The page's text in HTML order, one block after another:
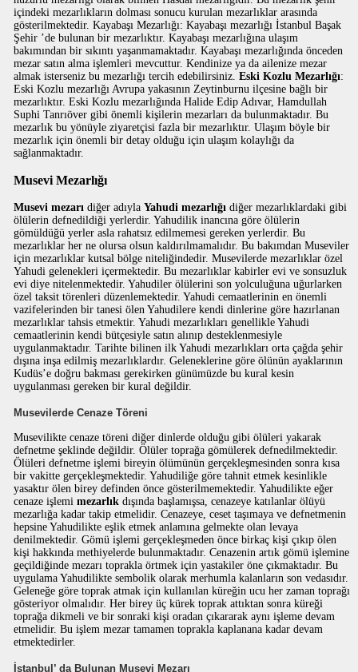
içindeki mezarlıkların dolması sonucu kurulan mezarlıklar arasında
gösterilmektedir. Kayabaşı Mezarlığı: Kayabaşı mezarlığı İstanbul Başak
Şehir ’de bulunan bir mezarlıktır. Kayabaşı mezarlığına ulaşım
bakımından bir sıkıntı yaşanmamaktadır. Kayabaşı mezarlığında önceden
mezar satın alma işlemleri mevcuttur. Kendinize ya da ailenize mezar
almak isterseniz bu mezarlığı tercih edebilirsiniz.Eski Kozlu Mezarlığı:
Eski Kozlu mezarlığı Avrupa yakasının Zeytinburnu ilçesine bağlı bir
mezarlıktır. Eski Kozlu mezarlığında Halide Edip Adıvar, Hamdullah
Suphi Tanrıöver gibi önemli kişilerin mezarları da bulunmaktadır. Bu
mezarlık bu yönüyle ziyaretçisi fazla bir mezarlıktır. Ulaşım böyle bir
mezarlık için önemli bir detay olduğu için ulaşım kolaylığı da
sağlanmaktadır.
Musevi Mezarlığı
Musevi mezarı diğer adıylaYahudi mezarlığı diğer mezarlıklardaki gibi
ölülerin defnedildiği yerlerdir. Yahudilik inancına göre ölülerin
gömüldüğü yerler asla rahatsız edilmemesi gereken yerlerdir. Bu
mezarlıklar her ne olursa olsun kaldırılmamalıdır. Bu bakımdan Museviler
için mezarlıklar kutsal bölge niteliğindedir. Musevilerde mezarlıklar özel
Yahudi gelenekleri içermektedir. Bu mezarlıklar kabirler evi ve sonsuzluk
evi diye nitelenmektedir. Yahudiler ölülerini son yolculuğuna uğurlarken
özel taksit törenleri düzenlemektedir. Yahudi cemaatlerinin en önemli
vazifelerinden bir tanesi ölen Yahudilere kendi dinlerine göre hazırlanan
mezarlıklar tahsis etmektir. Yahudi mezarlıkları genellikle Yahudi
cemaatlerinin kendi bütçesiyle satın alınıp desteklenmesiyle
uygulanmaktadır. Tarihte bilinen ilk Yahudi mezarlıkları orta çağda şehir
dışına inşa edilmiş mezarlıklardır. Geleneklerine göre ölünün ayaklarının
Kudüs’e doğru bakması gerekirken günümüzde bu kural kesin
uygulanması gereken bir kural değildir.
Musevilerde Cenaze Töreni
Musevilikte cenaze töreni diğer dinlerde olduğu gibi ölüleri yakarak
defnetme şeklinde değildir. Ölüler toprağa gömülerek defnedilmektedir.
Ölüleri defnetme işlemi bireyin ölümünün gerçekleşmesinden sonra kısa
bir vakitte gerçekleşmektedir. Yahudiliğe göre tahnit etmek kesinlikle
yasaktır ölen birey definden önce gösterilmemektedir. Yahudilikte eğer
cenaze işlemimezarlık dışında başlamışsa, cenazeye katılanlar ölüyü
mezarlığa kadar takip etmelidir. Cenazeye, ceset taşımaya ve defnetmenin
hepsine Yahudilikte eşlik etmek anlamına gelmekte olan levaya
denilmektedir. Gömü işlemi gerçekleşmeden önce birkaç kişi çıkıp ölen
kişi hakkında methiyelerde bulunmaktadır. Cenazenin artık gömü işlemine
geçildiğinde mezarı toprakla örtmek için yastakiler öne çıkmaktadır. Bu
uygulama Yahudilikte sembolik olarak merhumla kalanların son vedasıdır.
Geleneğe göre toprak atmak için kullanılan küreğin ucu her zaman toprağı
gösteriyor olmalıdır. Her birey üç kürek toprak attıktan sonra küreği
toprağa dikmeli ve bir sonraki kişi oradan çıkararak aynı işleme devam
etmelidir. Bu işlem mezar tamamen toprakla kaplanana kadar devam
etmektedirler.
İstanbul’ da Bulunan Musevi Mezarı